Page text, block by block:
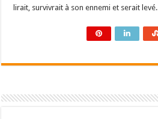
lirait, survivrait à son ennemi et serait levé.